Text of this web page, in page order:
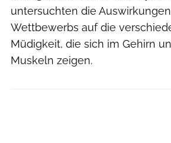
untersuchten die
Wettbewerbs auf die
Müdigkeit, die sich im Gehirn
Muskeln zeigen.